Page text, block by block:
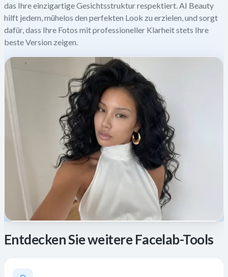
das Ihre einzigartige Gesichtsstruktur respektiert. AI Beauty
hilft jedem, mühelos den perfekten Look zu erzielen, und sorgt
dafür, dass Ihre Fotos mit professioneller Klarheit stets Ihre
beste Version zeigen.
Entdecken Sie weitere Facelab-Tools